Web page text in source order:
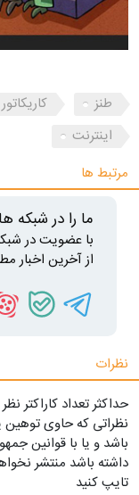
طنز کاریکاتور
اینترنت
مرتبط ها
ما را در شبکه
با عضویت در
از آخرین اخبار
نظرات
حداکثر تعداد کاراکتر نظر 200 ميياشد
نظراتی که حاوی توهین
باشد و یا با قوانین
داشته باشد منتشر
تایپ کنید